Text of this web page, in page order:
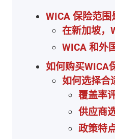
WICA 保险范围
在新加坡，
WICA 和外
如何购买WICA
如何选择合
覆盖率
供应商
政策特